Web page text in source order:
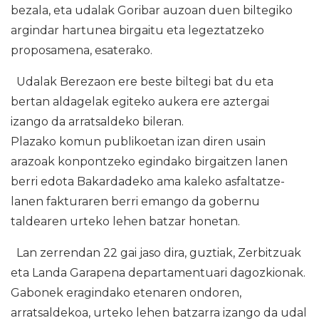
bezala, eta udalak Goribar auzoan duen biltegiko
argindar hartunea birgaitu eta legeztatzeko
proposamena, esaterako.
Udalak Berezaon ere beste biltegi bat du eta
bertan aldagelak egiteko aukera ere aztergai
izango da arratsaldeko bileran.
Plazako komun publikoetan izan diren usain
arazoak konpontzeko egindako birgaitzen lanen
berri edota Bakardadeko ama kaleko asfaltatze-
lanen fakturaren berri emango da gobernu
taldearen urteko lehen batzar honetan.
Lan zerrendan 22 gai jaso dira, guztiak, Zerbitzuak
eta Landa Garapena departamentuari dagozkionak.
Gabonek eragindako etenaren ondoren,
arratsaldekoa, urteko lehen batzarra izango da udal